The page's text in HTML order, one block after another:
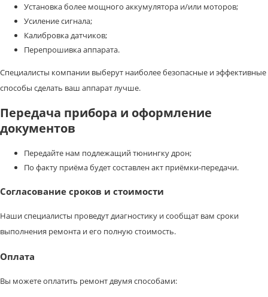
Установка более мощного аккумулятора и/или моторов;
Усиление сигнала;
Калибровка датчиков;
Перепрошивка аппарата.
Специалисты компании выберут наиболее безопасные и эффективные
способы сделать ваш аппарат лучше.
Передача прибора и оформление
документов
Передайте нам подлежащий тюнингку дрон;
По факту приёма будет составлен акт приёмки-передачи.
Согласование сроков и стоимости
Наши специалисты проведут диагностику и сообщат вам сроки
выполнения ремонта и его полную стоимость.
Оплата
Вы можете оплатить ремонт двумя способами: